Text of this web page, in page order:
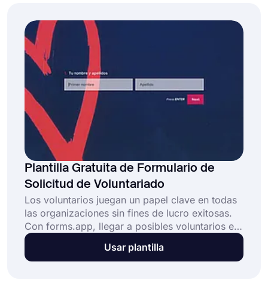
Plantilla Gratuita de Formulario de
Solicitud de Voluntariado
Los voluntarios juegan un papel clave en todas
las organizaciones sin fines de lucro exitosas.
Con forms.app, llegar a posibles voluntarios es
fácil como un guiño. Utilice nuestra plantilla de
formulario de solicitud de voluntariado gratuita
Usar plantilla